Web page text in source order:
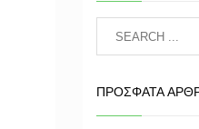
ΠΡΟΣΦΑΤΑ